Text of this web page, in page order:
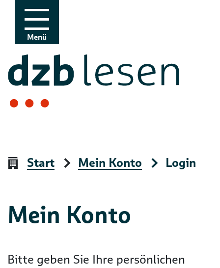
Zur Navigation
Zum Inhalt
Menü
Start Mein Konto Login
Mein Konto
Bitte geben Sie Ihre persönlichen